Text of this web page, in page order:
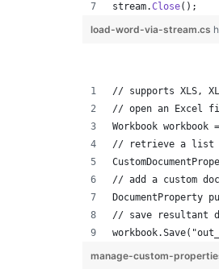
stream.Close( ) ;
load-word-via-stream.cs
// supports XLS,
// open an Excel
Workbook
// retrieve a list
// add a custom
DocumentProperty
// save resultant
manage-custom-